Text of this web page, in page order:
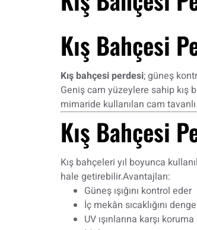
Kış Bahçesi
Kış bahçesi perdesi; güneş
Geniş cam yüzeylere sahip kış
mimaride kullanılan cam
Kış Bahçesi
Kış bahçeleri yıl boyunca
hale getirebilir.Avantajları:
Güneş ışığını kontrol eder
İç mekân sıcaklığını
UV ışınlarına karşı